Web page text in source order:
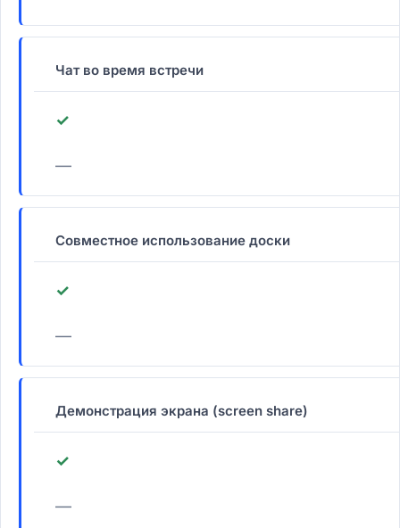
Чат во время встречи
✓
—
Совместное использование доски
✓
—
Демонстрация экрана (screen share)
✓
—